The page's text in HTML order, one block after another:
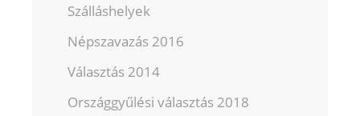
Szálláshelyek
Népszavazás 2016
Választás 2014
Országgyűlési választás 2018